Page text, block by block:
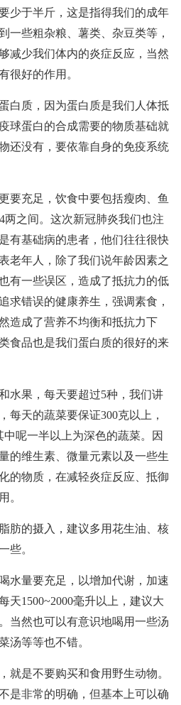
少于半斤，这是指得我们的成年
一些粗杂粮、薯类、杂豆类等，
减少我们体内的炎症反应，当然
很好的作用。
白质，因为蛋白质是我们人体抵
球蛋白的合成需要的物质基础就
还没有，要依靠自身的免疫系统
要充足，饮食中要包括瘦肉、鱼
两之间。这次新冠肺炎我们也注
有基础病的患者，他们往往很快
老年人，除了我们说年龄因素之
有一些误区，造成了抵抗力的低
求错误的健康养生，强调素食，
造成了营养不均衡和抵抗力下
食品也是我们蛋白质的很好的来
水果，每天要超过5种，我们讲
每天的蔬菜要保证300克以上，
呢一半以上为深色的蔬菜。因
的维生素、微量元素以及一些生
的物质，在减轻炎症反应、抵御
。
肪的摄入，建议多用花生油、核
些。
水量要充足，以增加代谢，加速
天1500~2000毫升以上，建议大
当然也可以有意识地喝用一些汤
汤等等也不错。
就是不要购买和食用野生动物。
是非常的明确，但基本上可以确